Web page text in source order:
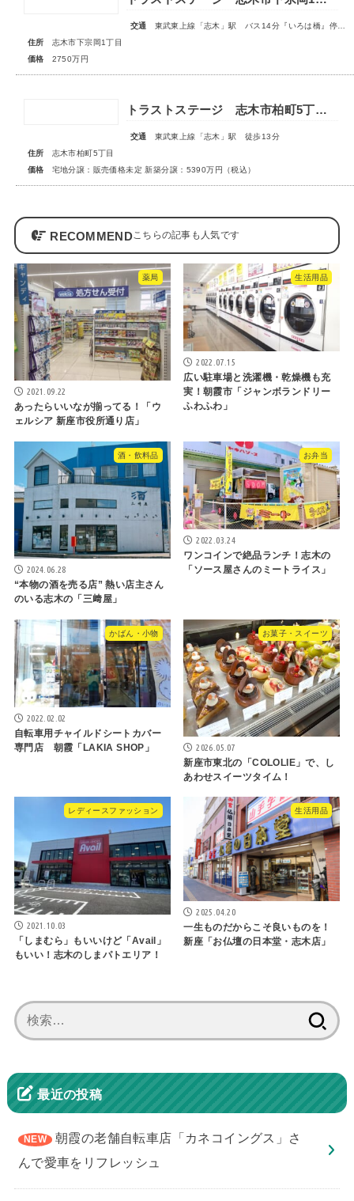
交通
東武東上線「志木」駅 バス14分『いろは橋』停歩13分
住所
志木市下宗岡1丁目
価格
2750万円
トラストステージ 志木市柏町5丁目32期 全4区画◆第1期分譲 宅地分譲 販売予告◆◆第2期分譲 新築分譲住宅 販売開始◆
交通
東武東上線「志木」駅 徒歩13分
住所
志木市柏町5丁目
価格
宅地分譲：販売価格未定 新築分譲：5390万円（税込）
RECOMMEND
薬局
2021.09.22
あったらいいなが揃ってる！「ウ
ェルシア 新座市役所通り店」
生活用品
2022.07.15
広い駐車場と洗濯機・乾燥機も充
実！朝霞市「ジャンボランドリー
ふわふわ」
酒・飲料品
2024.06.28
“本物の酒を売る店” 熱い店主さん
のいる志木の「三﨑屋」
お弁当
2022.03.24
ワンコインで絶品ランチ！志木の
「ソース屋さんのミートライス」
かばん・小物
2022.02.02
自転車用チャイルドシートカバー
専門店 朝霞「LAKIA SHOP」
お菓子・スイーツ
2026.05.07
新座市東北の「COLOLIE」で、し
あわせスイーツタイム！
レディースファッション
2021.10.03
「しまむら」もいいけど「Avail」
もいい！志木のしまパトエリア！
生活用品
2025.04.20
一生ものだからこそ良いものを！
新座「お仏壇の日本堂・志木店」
索:
最近の投稿
朝霞の老舗自転車店「カネコイングス」さ
んで愛車をリフレッシュ